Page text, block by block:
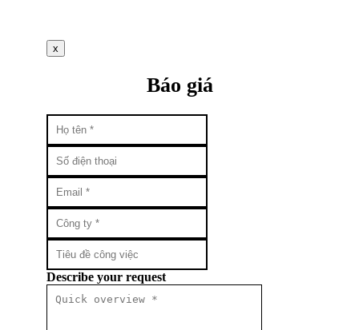
x
Báo giá
Describe your request